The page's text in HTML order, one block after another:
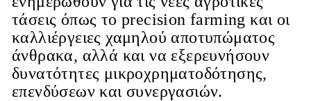
τάσεις όπως το precision farming και οι
καλλιέργειες χαμηλού αποτυπώματος
άνθρακα, αλλά και να εξερευνήσουν
δυνατότητες μικροχρηματοδότησης,
επενδύσεων και συνεργασιών.